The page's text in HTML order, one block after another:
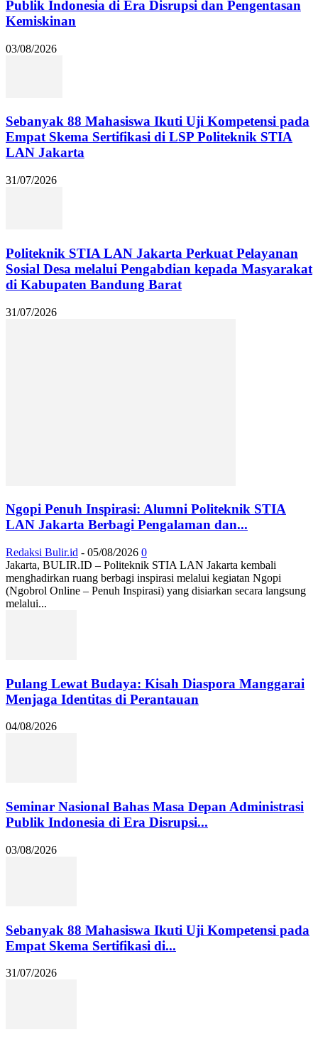
Publik Indonesia di Era Disrupsi dan Pengentasan
Kemiskinan
03/08/2026
Sebanyak 88 Mahasiswa Ikuti Uji Kompetensi pada
Empat Skema Sertifikasi di LSP Politeknik STIA
LAN Jakarta
31/07/2026
Politeknik STIA LAN Jakarta Perkuat Pelayanan
Sosial Desa melalui Pengabdian kepada Masyarakat
di Kabupaten Bandung Barat
31/07/2026
Ngopi Penuh Inspirasi: Alumni Politeknik STIA
LAN Jakarta Berbagi Pengalaman dan...
Redaksi Bulir.id - 05/08/2026 0
Jakarta, BULIR.ID – Politeknik STIA LAN Jakarta kembali
menghadirkan ruang berbagi inspirasi melalui kegiatan Ngopi
(Ngobrol Online – Penuh Inspirasi) yang disiarkan secara langsung
melalui...
Pulang Lewat Budaya: Kisah Diaspora Manggarai
Menjaga Identitas di Perantauan
04/08/2026
Seminar Nasional Bahas Masa Depan Administrasi
Publik Indonesia di Era Disrupsi...
03/08/2026
Sebanyak 88 Mahasiswa Ikuti Uji Kompetensi pada
Empat Skema Sertifikasi di...
31/07/2026